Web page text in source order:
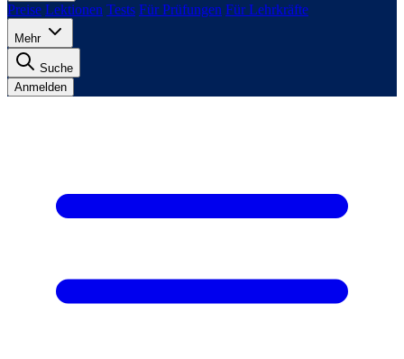
Preise Lektionen Tests Für Prüfungen Für Lehrkräfte
Mehr
Suche
Anmelden